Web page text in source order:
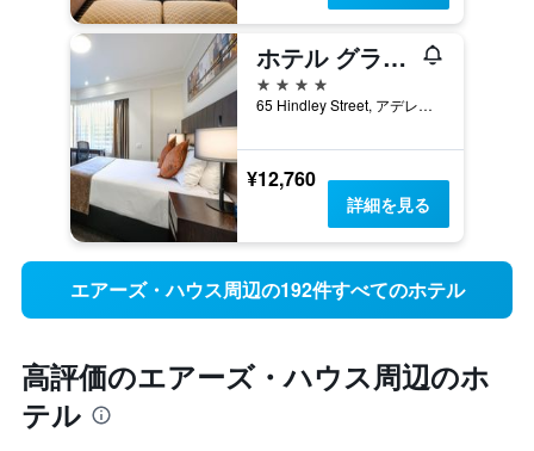
ホテル グランド チャンセラー アデレード
4つ星
65 Hindley Street, アデレード, SA, オーストラリア
¥12,760
詳細を見る
エアーズ・ハウス周辺の192件すべてのホテル
高評価のエアーズ・ハウス周辺のホ
テル